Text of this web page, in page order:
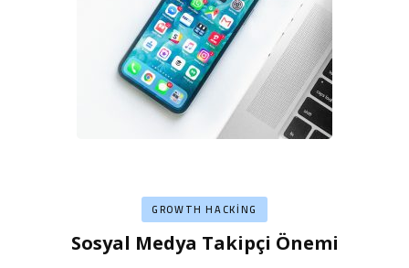
GROWTH HACKING
Sosyal Medya Takipçi Önemi